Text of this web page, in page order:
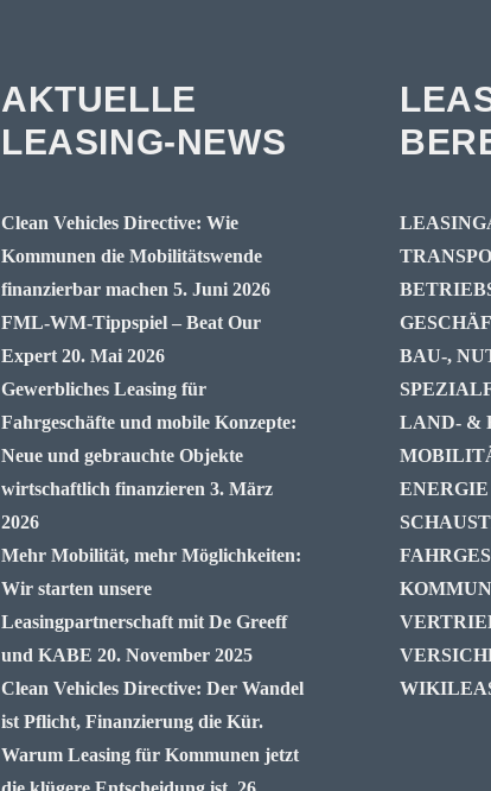
AKTUELLE
LEASING-NEWS
Clean Vehicles Directive: Wie
Kommunen die Mobilitätswende
finanzierbar machen 5. Juni 2026
FML-WM-Tippspiel – Beat Our
Expert 20. Mai 2026
Gewerbliches Leasing für
Fahrgeschäfte und mobile Konzepte:
Neue und gebrauchte Objekte
wirtschaftlich finanzieren 3. März
2026
Mehr Mobilität, mehr Möglichkeiten:
Wir starten unsere
Leasingpartnerschaft mit De Greeff
und KABE 20. November 2025
Clean Vehicles Directive: Der Wandel
ist Pflicht, Finanzierung die Kür.
Warum Leasing für Kommunen jetzt
BAU-,
LAND- &